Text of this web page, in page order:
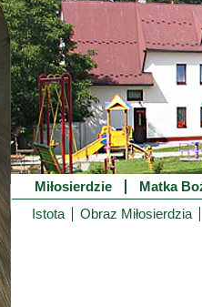
Miłosierdzie Matka
Istota
Obraz Miłosierdzia